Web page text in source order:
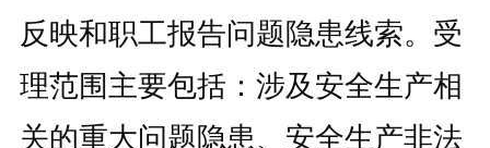
反映和职工报告问题隐患线索。受
理范围主要包括：涉及安全生产相
关的重大问题隐患、安全生产非法